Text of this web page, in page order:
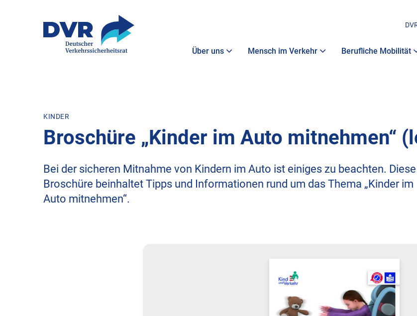
Über uns Mensch im Verkehr Berufliche Mobilität
KINDER
Broschüre „Kinder im Auto mitnehmen“
Bei der sicheren Mitnahme von Kindern im Auto ist einiges zu beachten. Diese
Broschüre beinhaltet Tipps und Informationen rund um das Thema „Kinder im
Auto mitnehmen“.